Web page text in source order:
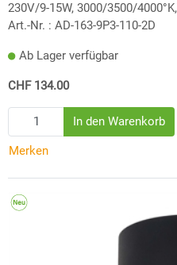
230V/9-15W, 3000/3500/
Art.-Nr. : AD-163-9P3-110-2D
Ab Lager verfügbar
CHF 134.00
Merken